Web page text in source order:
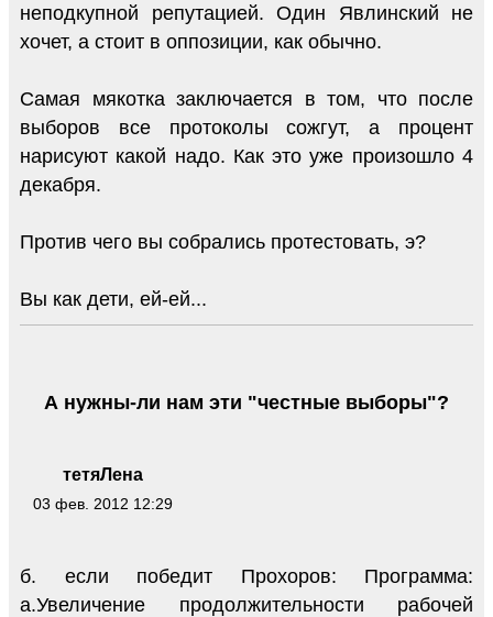
неподкупной репутацией. Один Явлинский не
хочет, а стоит в оппозиции, как обычно.
Самая мякотка заключается в том, что после
выборов все протоколы сожгут, а процент
нарисуют какой надо. Как это уже произошло 4
декабря.
Против чего вы собрались протестовать, э?
Вы как дети, ей-ей...
тетяЛена
03 фев. 2012 12:29
А нужны-ли нам эти "честные выборы"?
б. если победит Прохоров: Программа:
а.Увеличение продолжительности рабочей